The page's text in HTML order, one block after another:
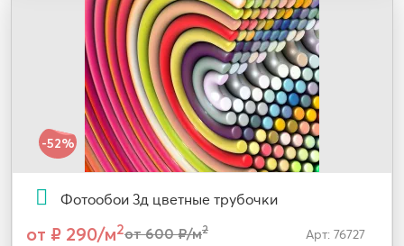
-52%
Фотообои 3д цветные трубочки
от ₽ 290/м2от 600 ₽/м2 Арт: 76727